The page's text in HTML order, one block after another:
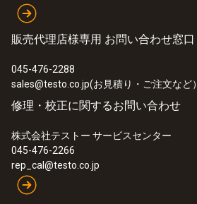
長さ
販売代理店様専用 お問い合わせ窓口
045-476-2288
sales@testo.co.jp(お見積り・ご注文など）
修理・校正に関するお問い合わせ
株式会社テストー サービスセンター
045-476-2266
rep_cal@testo.co.jp